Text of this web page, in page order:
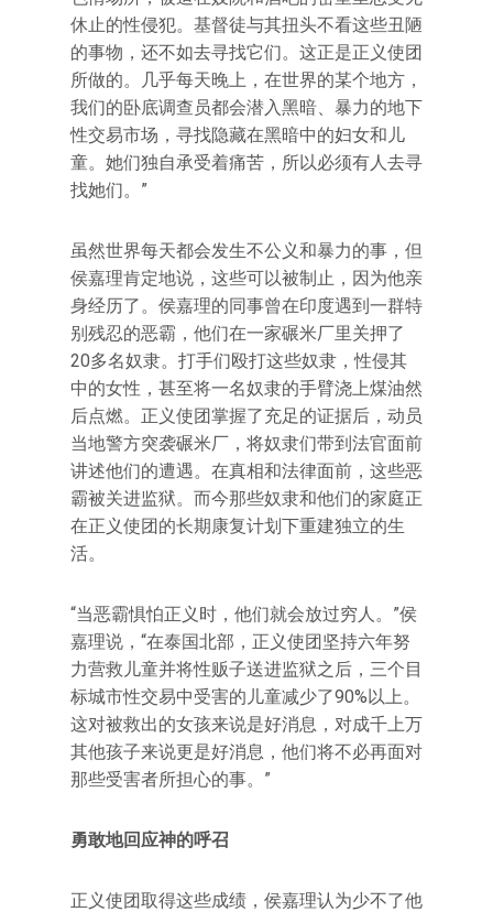
休止的性侵犯。基督徒与其扭头不看这些丑陋
的事物，还不如去寻找它们。这正是正义使团
所做的。几乎每天晚上，在世界的某个地方，
我们的卧底调查员都会潜入黑暗、暴力的地下
性交易市场，寻找隐藏在黑暗中的妇女和儿
童。她们独自承受着痛苦，所以必须有人去寻
找她们。”
虽然世界每天都会发生不公义和暴力的事，但
侯嘉理肯定地说，这些可以被制止，因为他亲
身经历了。侯嘉理的同事曾在印度遇到一群特
别残忍的恶霸，他们在一家碾米厂里关押了
20多名奴隶。打手们殴打这些奴隶，性侵其
中的女性，甚至将一名奴隶的手臂浇上煤油然
后点燃。正义使团掌握了充足的证据后，动员
当地警方突袭碾米厂，将奴隶们带到法官面前
讲述他们的遭遇。在真相和法律面前，这些恶
霸被关进监狱。而今那些奴隶和他们的家庭正
在正义使团的长期康复计划下重建独立的生
活。
“当恶霸惧怕正义时，他们就会放过穷人。”侯
嘉理说，“在泰国北部，正义使团坚持六年努
力营救儿童并将性贩子送进监狱之后，三个目
标城市性交易中受害的儿童减少了90%以上。
这对被救出的女孩来说是好消息，对成千上万
其他孩子来说更是好消息，他们将不必再面对
那些受害者所担心的事。”
勇敢地回应神的呼召
正义使团取得这些成绩，侯嘉理认为少不了他